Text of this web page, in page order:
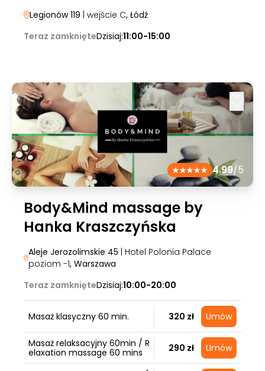
Legionów 119 | wejście C, Łódź
Teraz zamknięteDzisiaj:11:00-15:00
4.99/5
Body&Mind massage by
Hanka Kraszczyńska
Aleje Jerozolimskie 45 | Hotel Polonia Palace
poziom -1, Warszawa
Teraz zamknięteDzisiaj:10:00-20:00
Masaż klasyczny 60 min. 320 zł Umów
Masaż relaksacyjny 60min / R
elaxation massage 60 mins
290 zł Umów